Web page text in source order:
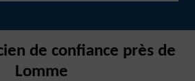
de confiance près de
Lomme